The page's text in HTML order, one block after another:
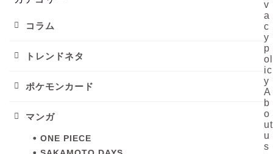
コラム
トレンドネタ
ポケモンカード
マンガ
ONE PIECE
v
a
c
y
p
ol
ic
y
A
b
o
ut
u
s